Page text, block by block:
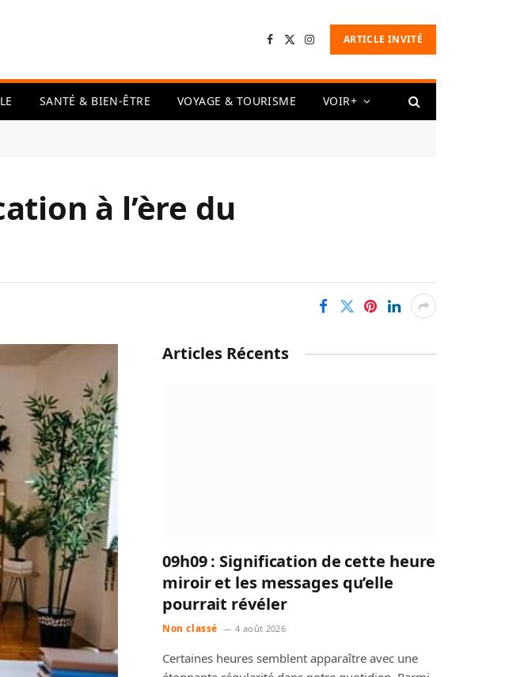
Facebook
X
InstagramARTICLE INVITÉ
SANTÉ & BIEN-ÊTRE VOYAGE & TOURISME VOIR+
à l’ère du
Articles Récents
09h09 : Signification de cette heure
miroir et les messages qu’elle
pourrait révéler
Non classé 4 août 2026
Certaines heures semblent apparaître avec une